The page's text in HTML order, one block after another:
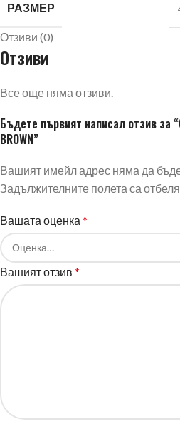
РАЗМЕР
Отзиви (0)
Отзиви
Все още няма отзиви.
Бъдете първият написал отзив за
BROWN”
Вашият имейл адрес няма да
Задължителните полета са
Вашата оценка *
Вашият отзив *